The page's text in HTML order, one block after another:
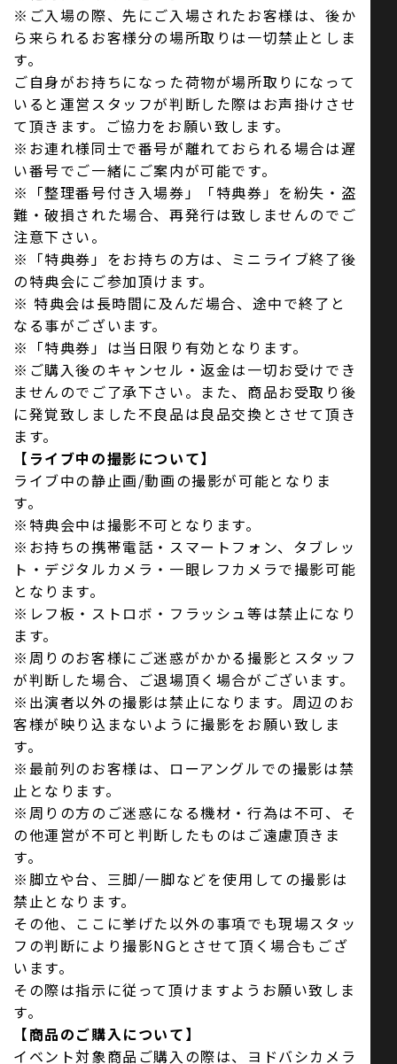
※ご入場の際、先にご入場されたお客様は、後か
ら来られるお客様分の場所取りは一切禁止としま
す。
ご自身がお持ちになった荷物が場所取りになって
いると運営スタッフが判断した際はお声掛けさせ
て頂きます。ご協力をお願い致します。
※お連れ様同士で番号が離れておられる場合は遅
い番号でご一緒にご案内が可能です。
※「整理番号付き入場券」「特典券」を紛失・盗
難・破損された場合、再発行は致しませんのでご
注意下さい。
※「特典券」をお持ちの方は、ミニライブ終了後
の特典会にご参加頂けます。
※ 特典会は長時間に及んだ場合、途中で終了と
なる事がございます。
※「特典券」は当日限り有効となります。
※ご購入後のキャンセル・返金は一切お受けでき
ませんのでご了承下さい。また、商品お受取り後
に発覚致しました不良品は良品交換とさせて頂き
ます。
【ライブ中の撮影について】
ライブ中の静止画/動画の撮影が可能となりま
す。
※特典会中は撮影不可となります。
※お持ちの携帯電話・スマートフォン、タブレッ
ト・デジタルカメラ・一眼レフカメラで撮影可能
となります。
※レフ板・ストロボ・フラッシュ等は禁止になり
ます。
※周りのお客様にご迷惑がかかる撮影とスタッフ
が判断した場合、ご退場頂く場合がございます。
※出演者以外の撮影は禁止になります。周辺のお
客様が映り込まないように撮影をお願い致しま
す。
※最前列のお客様は、ローアングルでの撮影は禁
止となります。
※周りの方のご迷惑になる機材・行為は不可、そ
の他運営が不可と判断したものはご遠慮頂きま
す。
※脚立や台、三脚/一脚などを使用しての撮影は
禁止となります。
その他、ここに挙げた以外の事項でも現場スタッ
フの判断により撮影NGとさせて頂く場合もござ
います。
その際は指示に従って頂けますようお願い致しま
す。
【商品のご購入について】
イベント対象商品ご購入の際は、ヨドバシカメラ